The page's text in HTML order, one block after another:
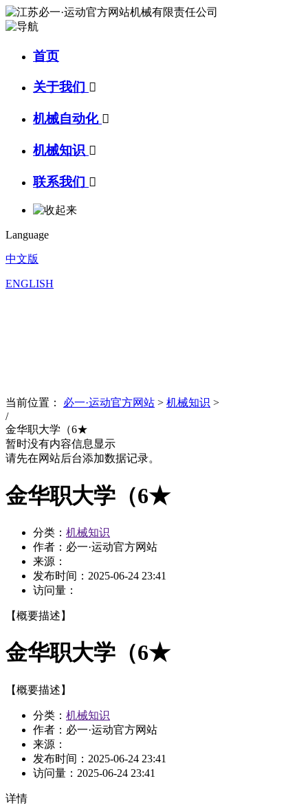
首页
关于我们 
机械自动化 
机械知识 
联系我们 
Language
中文版
ENGLISH
当前位置： 必一·运动官方网站 > 机械知识 >
/
金华职大学（6★
暂时没有内容信息显示
请先在网站后台添加数据记录。
金华职大学（6★
分类： 机械知识
作者：必一·运动官方网站
来源：
发布时间： 2025-06-24 23:41
访问量：
【概要描述】
金华职大学（6★
【概要描述】
分类： 机械知识
作者：必一·运动官方网站
来源：
发布时间： 2025-06-24 23:41
访问量： 2025-06-24 23:41
详情